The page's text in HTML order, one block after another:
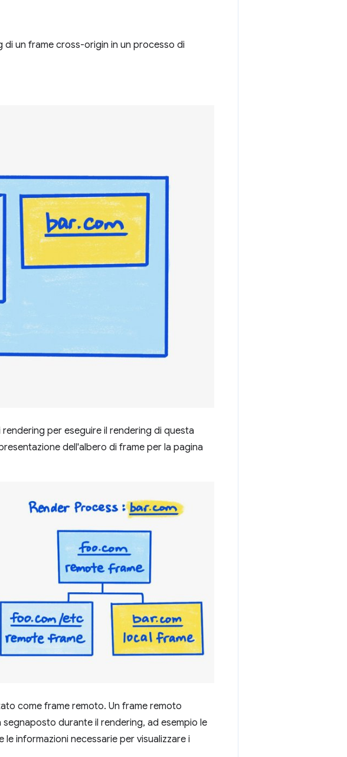
un frame cross-origin in un processo di
per eseguire il rendering di questa
dell'albero di frame per la pagina
come frame remoto. Un frame remoto
durante il rendering, ad esempio le
informazioni necessarie per visualizzare i